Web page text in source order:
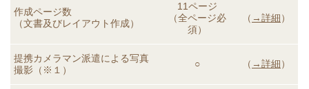
作成ページ数
（文書及びレイアウト作成）
11ページ
（全ページ必
須）
（ →詳細）
提携カメラマン派遣による写真
撮影（※１）
○ （ →詳細）